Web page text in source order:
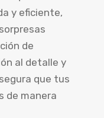
y eficiente,
de
al detalle y
que tus
de manera